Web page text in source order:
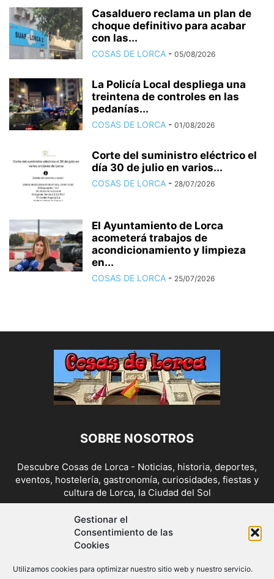
Gestionar el
Consentimiento de las
Cookies
Utilizamos cookies para optimizar nuestro sitio web y nuestro servicio.
Casalduero reclama un plan de
choque definitivo para acabar
con las...
COSAS DE LORCA - 05/08/2026
La Policía Local despliega una
treintena de controles en las
pedanías...
COSAS DE LORCA - 01/08/2026
Corte del suministro eléctrico el
día 30 de julio en varios...
COSAS DE LORCA - 28/07/2026
El Ayuntamiento de Lorca
acometerá trabajos de
acondicionamiento y limpieza
en...
COSAS DE LORCA - 25/07/2026
SOBRE NOSOTROS
Descubre Cosas de Lorca - Noticias, historia, deportes,
eventos, hostelería, gastronomía, curiosidades, fiestas y
cultura de Lorca, la Ciudad del Sol
Contáctanos: cosasdelorca@gmail.com
SÍGUENOS